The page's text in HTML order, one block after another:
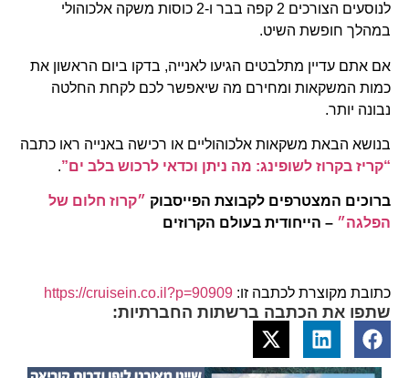
לנוסעים הצורכים 2 קפה בבר ו-2 כוסות משקה אלכוהולי
במהלך חופשת השיט.
אם אתם עדיין מתלבטים הגיעו לאנייה, בדקו ביום הראשון את
כמות המשקאות ומחירם מה שיאפשר לכם לקחת החלטה
נבונה יותר.
בנושא הבאת משקאות אלכוהוליים או רכישה באנייה ראו כתבה
“קריז בקרוז לשופינג: מה ניתן וכדאי לרכוש בלב ים”.
ברוכים המצטרפים לקבוצת הפייסבוק״קרוז חלום של
הפלגה״– הייחודית בעולם הקרוזים
כתובת מקוצרת לכתבה זו: https://cruisein.co.il?p=90909
שתפו את הכתבה ברשתות החברתיות: